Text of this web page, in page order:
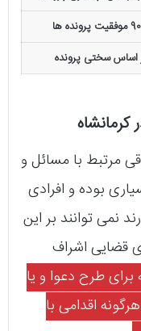
ها
اساس سختی پرونده
مرتبط با مسائل و
بوده و افرادی
نمی توانند بر این
قضایی اشراف
طرح دعوا و یا
اقدامی با